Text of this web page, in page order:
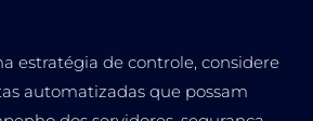
estratégia de controle, considere
automatizadas que possam